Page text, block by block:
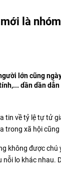
là
lớn cũng
dần dần
tin về tỷ lệ tự tử
trong xã hội
không được
lo khác